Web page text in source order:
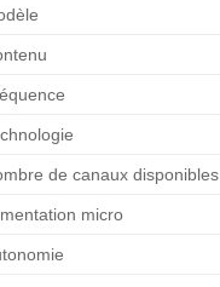
de canaux disponibles
micro